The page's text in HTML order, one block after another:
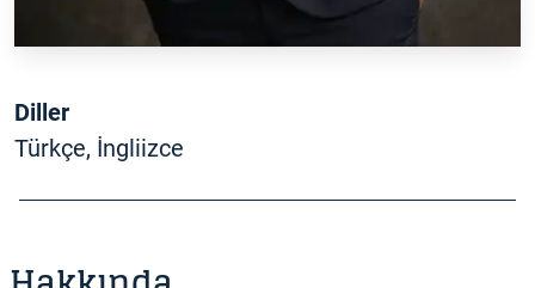
Diller
Türkçe, İngliizce